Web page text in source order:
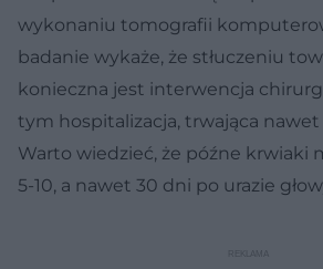
wykonaniu tomografii
badanie wykaże, że stłuczeniu
konieczna jest interwencja
tym hospitalizacja, trwająca
Warto wiedzieć, że późne krwiaki
5-10, a nawet 30 dni po urazie